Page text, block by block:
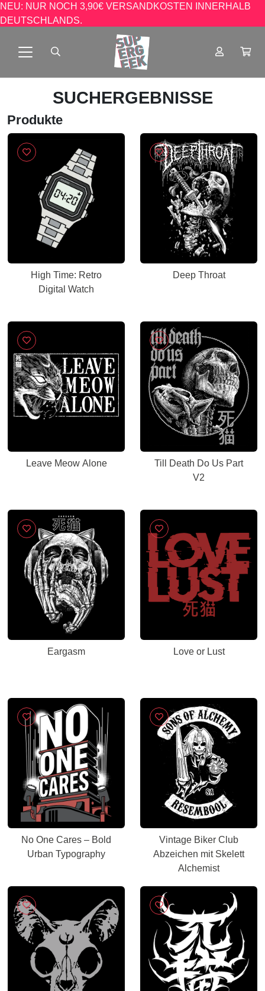
NEU: NUR NOCH 3,90€ VERSANDKOSTEN INNERHALB
DEUTSCHLANDS.
SUCHERGEBNISSE
Produkte
High Time: Retro
Digital Watch
Deep Throat
Leave Meow Alone
Till Death Do Us Part
V2
Eargasm Love or Lust
No One Cares – Bold
Urban Typography
Vintage Biker Club
Abzeichen mit Skelett
Alchemist